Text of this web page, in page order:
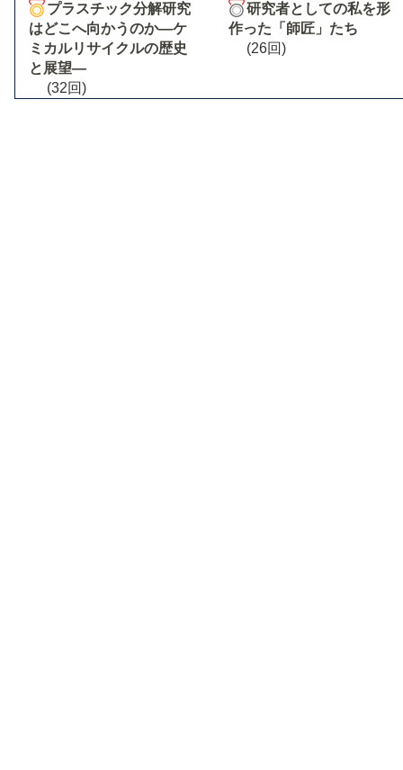
プラスチック分解研究
はどこへ向かうのか―ケ
ミカルリサイクルの歴史
と展望―
(32回)
研究者としての私を形
作った「師匠」たち
(26回)